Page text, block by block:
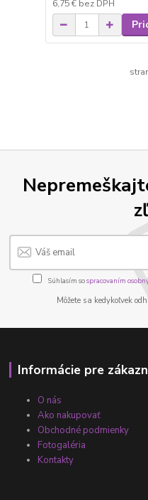
6,75 € bez DPH
Súhlasím sospracovaním
Môžete sa kedykoľvek
Informácie pre
O nás
Ako nakupovať
Obchodné podmienky
Fotogaléria
Kontakty